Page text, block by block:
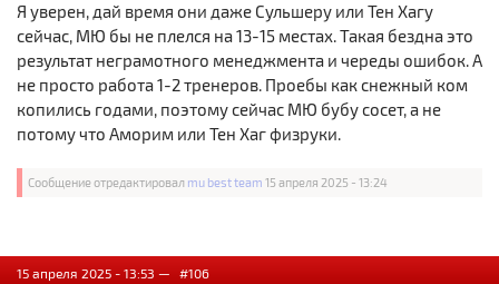
Я уверен, дай время они даже Сульшеру или Тен Хагу
сейчас, МЮ бы не плелся на 13-15 местах. Такая бездна это
результат неграмотного менеджмента и череды ошибок. А
не просто работа 1-2 тренеров. Проебы как снежный ком
копились годами, поэтому сейчас МЮ бубу сосет, а не
потому что Аморим или Тен Хаг физруки.
Сообщение отредактировал mu best team 15 апреля 2025 - 13:24
15 апреля 2025 - 13:53 — #106